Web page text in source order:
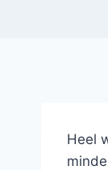
Heel